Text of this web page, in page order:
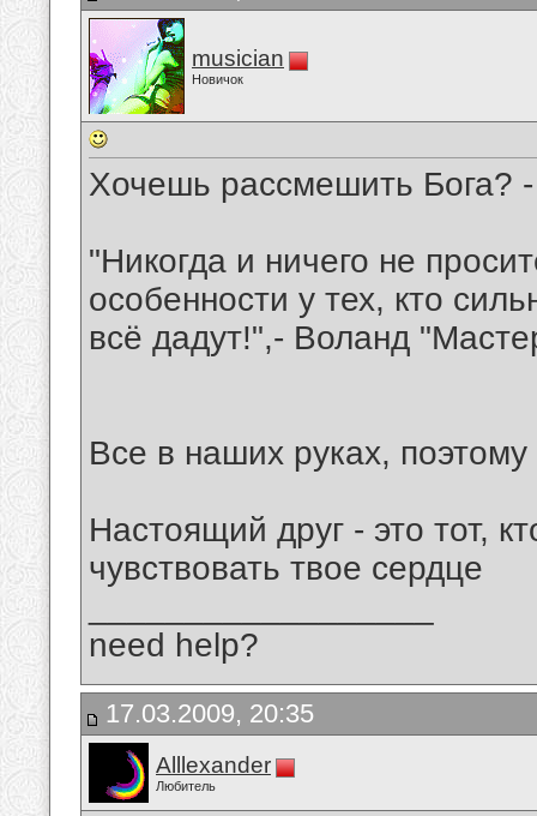
musician
Новичок
Хочешь рассмешить Бога?
"Никогда и ничего не
особенности у тех, кто
всё дадут!",- Воланд
Все в наших руках, поэтому
Настоящий друг - это тот,
чувствовать твое сердце
need help?
17.03.2009, 20:35
Alllexander
Любитель